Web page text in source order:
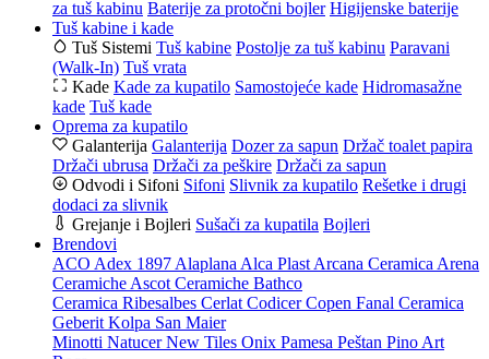
za tuš kabinu Baterije za protočni bojler Higijenske baterije
Tuš kabine i kade
Tuš Sistemi Tuš kabine Postolje za tuš kabinu Paravani
(Walk-In) Tuš vrata
Kade Kade za kupatilo Samostojeće kade Hidromasažne
kade Tuš kade
Oprema za kupatilo
Galanterija Galanterija Dozer za sapun Držač toalet papira
Držači ubrusa Držači za peškire Držači za sapun
Odvodi i Sifoni Sifoni Slivnik za kupatilo Rešetke i drugi
dodaci za slivnik
Grejanje i Bojleri Sušači za kupatila Bojleri
Brendovi
ACO Adex 1897 Alaplana Alca Plast Arcana Ceramica Arena
Ceramiche Ascot Ceramiche Bathco
Ceramica Ribesalbes Cerlat CodicerCopen Fanal Ceramica
Geberit Kolpa San Maier
Minotti NatucerNew Tiles Onix Pamesa Peštan Pino Art